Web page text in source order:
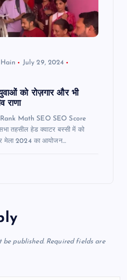
July 29, 2024
को रोज़गार और भी
राणा
Math SEO SEO Score
तहसील हेड क्वाटर बस्सी में को
मेला 2024 का आयोजन…
be published. Required fields are